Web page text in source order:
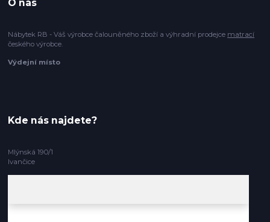
O nás
Nábytek RB - Váš výrobce čalouněného zboží a výhradní prodejce matrací
českého výrobce.
Výdejní místo
Kde nás najdete?
Mlýnská 190/1
Ivančice